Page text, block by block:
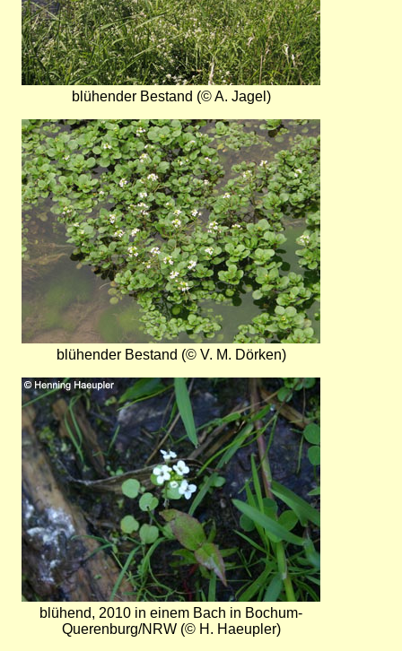
blühender Bestand (© A. Jagel)
Bild
blühender Bestand (© V. M. Dörken)
Bild
blühend, 2010 in einem Bach in Bochum-
Querenburg/NRW (© H. Haeupler)